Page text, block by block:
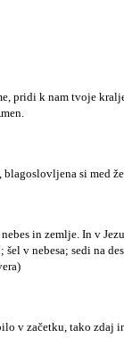
pridi k nam tvoje
blagoslovljena si med
in zemlje. In v
v nebesa; sedi na
v začetku, tako zdaj